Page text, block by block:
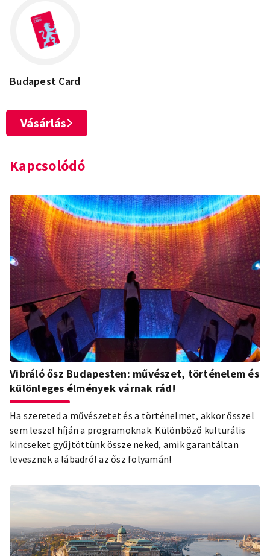
Budapest Card
Vásárlás
Kapcsolódó
Vibráló ősz Budapesten: művészet, történelem és
különleges élmények várnak rád!
Ha szereted a művészetet és a történelmet, akkor ősszel
sem leszel híján a programoknak. Különböző kulturális
kincseket gyűjtöttünk össze neked, amik garantáltan
levesznek a lábadról az ősz folyamán!